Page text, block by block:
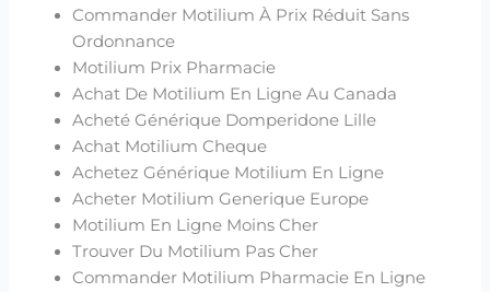
Commander Motilium À Prix Réduit Sans
Ordonnance
Motilium Prix Pharmacie
Achat De Motilium En Ligne Au Canada
Acheté Générique Domperidone Lille
Achat Motilium Cheque
Achetez Générique Motilium En Ligne
Acheter Motilium Generique Europe
Motilium En Ligne Moins Cher
Trouver Du Motilium Pas Cher
Commander Motilium Pharmacie En Ligne